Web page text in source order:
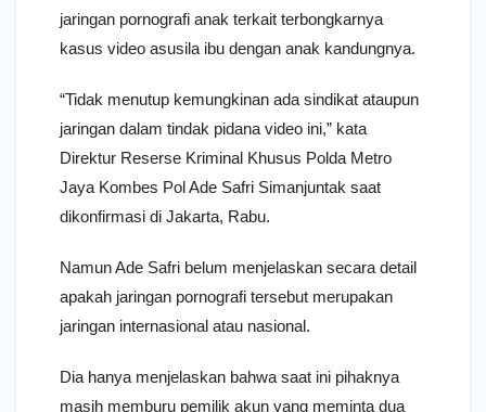
jaringan pornografi anak terkait terbongkarnya
kasus video asusila ibu dengan anak kandungnya.
“Tidak menutup kemungkinan ada sindikat ataupun
jaringan dalam tindak pidana video ini,” kata
Direktur Reserse Kriminal Khusus Polda Metro
Jaya Kombes Pol Ade Safri Simanjuntak saat
dikonfirmasi di Jakarta, Rabu.
Namun Ade Safri belum menjelaskan secara detail
apakah jaringan pornografi tersebut merupakan
jaringan internasional atau nasional.
Dia hanya menjelaskan bahwa saat ini pihaknya
masih memburu pemilik akun yang meminta dua